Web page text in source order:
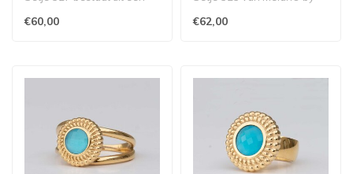
Twisted Trisha ring met een
€60,00
Babazou bestaat uit een
€62,00